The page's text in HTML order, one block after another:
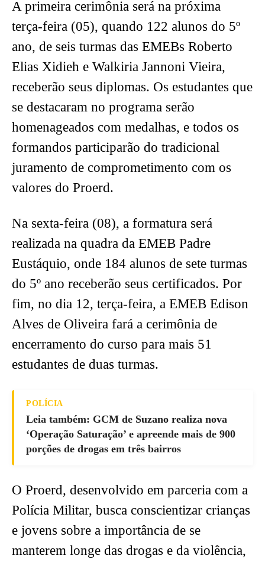
A primeira cerimônia será na próxima
terça-feira (05), quando 122 alunos do 5º
ano, de seis turmas das EMEBs Roberto
Elias Xidieh e Walkiria Jannoni Vieira,
receberão seus diplomas. Os estudantes que
se destacaram no programa serão
homenageados com medalhas, e todos os
formandos participarão do tradicional
juramento de comprometimento com os
valores do Proerd.
Na sexta-feira (08), a formatura será
realizada na quadra da EMEB Padre
Eustáquio, onde 184 alunos de sete turmas
do 5º ano receberão seus certificados. Por
fim, no dia 12, terça-feira, a EMEB Edison
Alves de Oliveira fará a cerimônia de
encerramento do curso para mais 51
estudantes de duas turmas.
POLÍCIA
Leia também: GCM de Suzano realiza nova
‘Operação Saturação’ e apreende mais de 900
porções de drogas em três bairros
O Proerd, desenvolvido em parceria com a
Polícia Militar, busca conscientizar crianças
e jovens sobre a importância de se
manterem longe das drogas e da violência,